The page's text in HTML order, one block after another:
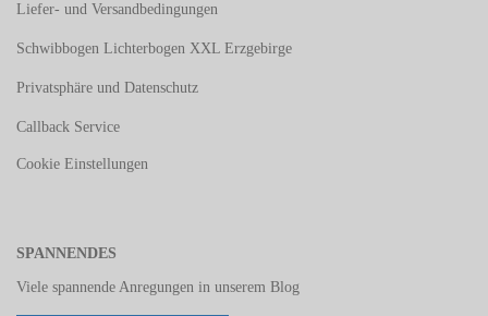
Liefer- und Versandbedingungen
Schwibbogen Lichterbogen XXL Erzgebirge
Privatsphäre und Datenschutz
Callback Service
Cookie Einstellungen
SPANNENDES
Viele spannende Anregungen in unserem Blog